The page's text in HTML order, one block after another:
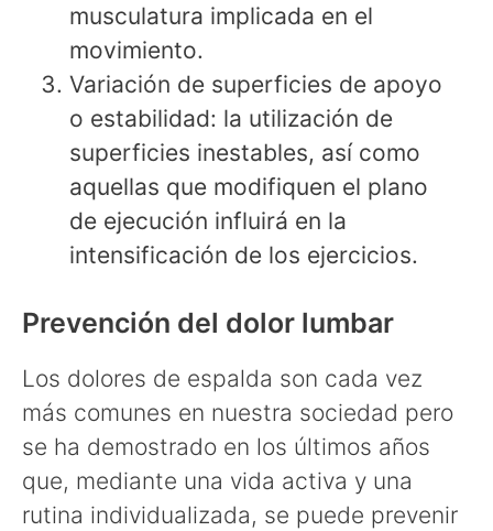
musculatura implicada en el
movimiento.
Variación de superficies de apoyo
o estabilidad: la utilización de
superficies inestables, así como
aquellas que modifiquen el plano
de ejecución influirá en la
intensificación de los ejercicios.
Prevención del dolor lumbar
Los dolores de espalda son cada vez
más comunes en nuestra sociedad pero
se ha demostrado en los últimos años
que, mediante una vida activa y una
rutina individualizada, se puede prevenir